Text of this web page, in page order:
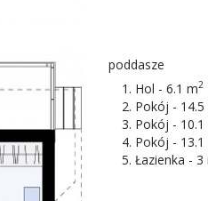
poddasze
Hol - 6.1 m2
Pokój -
Pokój -
Pokój -
Łazienka - 3